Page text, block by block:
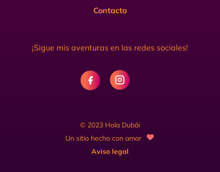
Contacto
¡Sigue mis aventuras en las redes sociales!
© 2023 Hola Dubái
Un sitio hecho con amor
Aviso legal